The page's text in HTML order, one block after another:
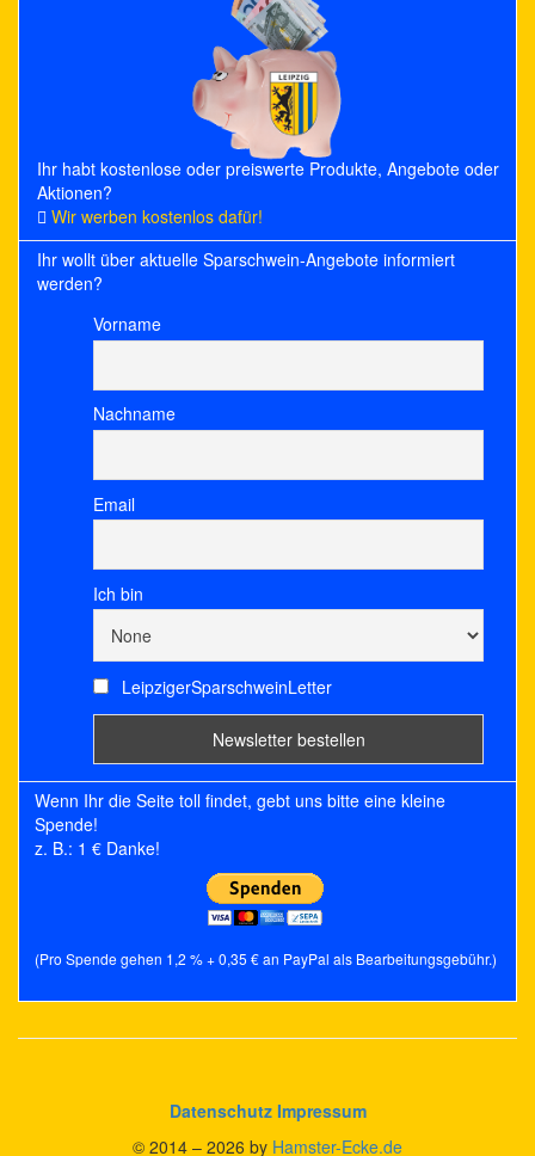
Ihr habt kostenlose oder preiswerte Produkte, Angebote oder
Aktionen?
Wir werben kostenlos dafür!
Ihr wollt über aktuelle Sparschwein-Angebote informiert
werden?
Vorname
Nachname
Email
Ich bin
LeipzigerSparschweinLetter
Wenn Ihr die Seite toll findet, gebt uns bitte eine kleine
Spende!
z. B.: 1 € Danke!
(Pro Spende gehen 1,2 % + 0,35 € an PayPal als Bearbeitungsgebühr.)
Datenschutz Impressum
© 2014 – 2026 by Hamster-Ecke.de